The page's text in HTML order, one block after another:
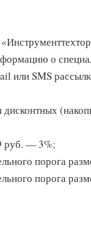
о
или SMS
руб. — 3%;
порога
порога